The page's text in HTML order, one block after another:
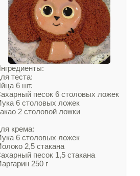
теста:
6 шт.
песок 6 столовых ложек
6 столовых ложек
2 столовой ложки
крема:
6 столовых ложек
2,5 стакана
песок 1,5 стакана
250 г